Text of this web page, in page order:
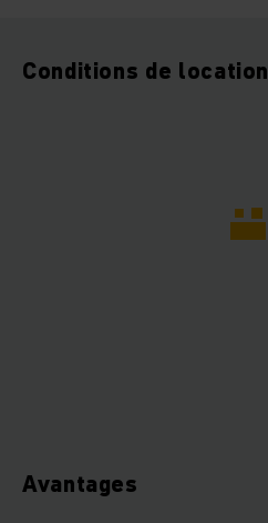
Conditions de location
Avantages